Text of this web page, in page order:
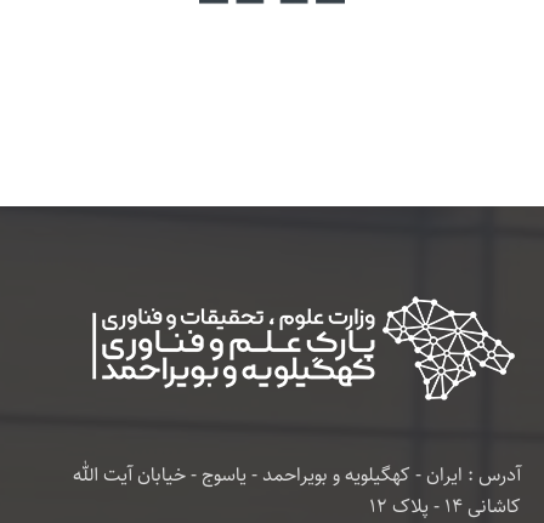
آدرس : ایران - کهگیلویه و بویراحمد - یاسوج - خیابان آیت الله
کاشانی 14 - پلاک 12